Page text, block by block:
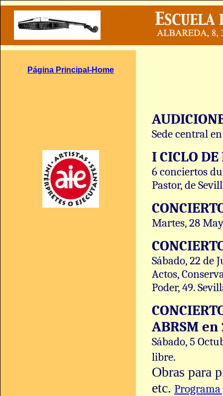
Página Principal-Home
Sede central
I CICLO
6 conciertos
Pastor, de
Martes, 28
Sábado, 22 de
Actos,
Poder, 49.
ABRSM en
Sábado, 5
libre.
Obras para
etc.